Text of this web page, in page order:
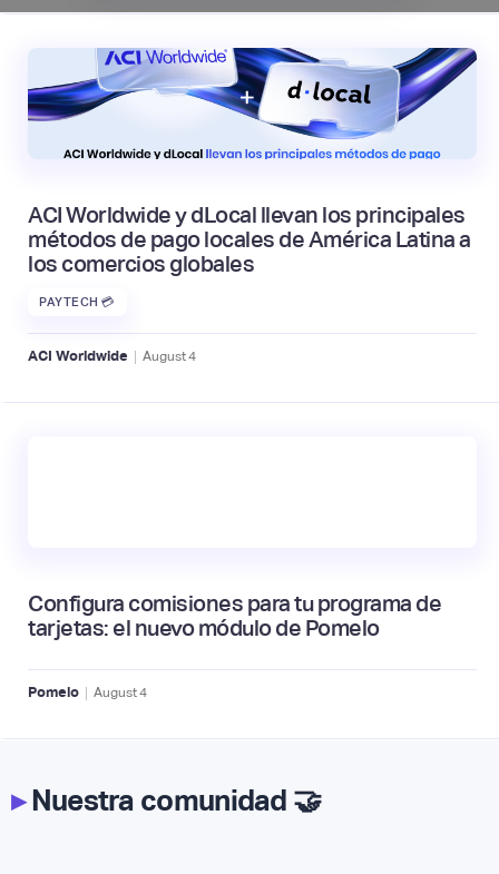
ACI Worldwide y dLocal llevan los principales
métodos de pago locales de América Latina a
los comercios globales
PAYTECH 💳
ACI Worldwide | August4
Configura comisiones para tu programa de
tarjetas: el nuevo módulo de Pomelo
Pomelo | August4
▸Nuestra comunidad 🤝